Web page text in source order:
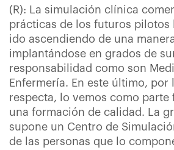
(R): La simulación clínica
prácticas de los futuros pilotos
ido ascendiendo de una
implantándose en grados de
responsabilidad como son
Enfermería. En este último, por
respecta, lo vemos como parte
una formación de calidad. La
supone un Centro de
de las personas que lo